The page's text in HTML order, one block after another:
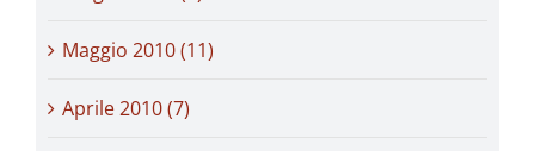
Maggio 2010 (11)
Aprile 2010 (7)